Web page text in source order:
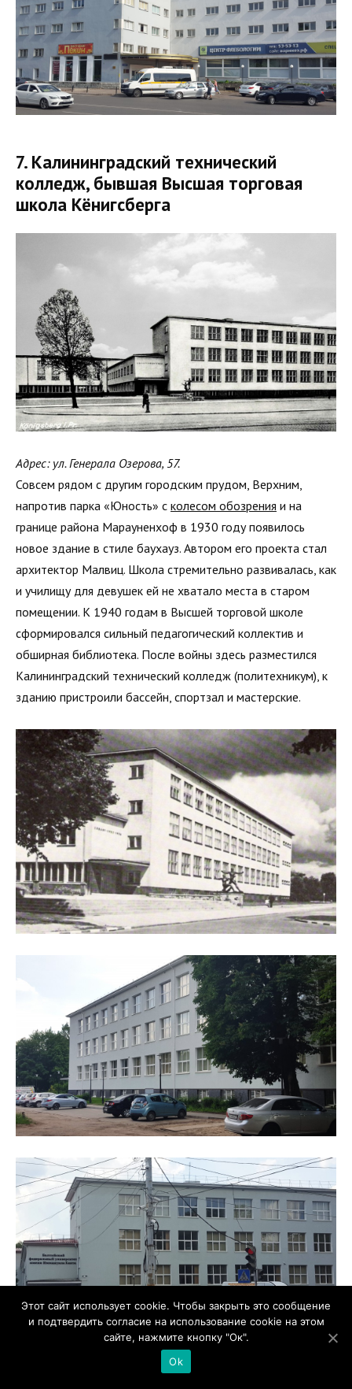
7. Калининградский технический
колледж, бывшая Высшая торговая
школа Кёнигсберга
Адрес: ул. Генерала Озерова, 57.
Совсем рядом с другим городским прудом, Верхним,
напротив парка «Юность» с колесом обозрения и на
границе района Марауненхоф в 1930 году появилось
новое здание в стиле баухауз. Автором его проекта стал
архитектор Малвиц. Школа стремительно развивалась, как
и училищу для девушек ей не хватало места в старом
помещении. К 1940 годам в Высшей торговой школе
сформировался сильный педагогический коллектив и
обширная библиотека. После войны здесь разместился
Калининградский технический колледж (политехникум), к
зданию пристроили бассейн, спортзал и мастерские.
Этот сайт использует cookie. Чтобы закрыть это сообщение
и подтвердить согласие на использование cookie на этом
сайте, нажмите кнопку "Ок".
Ok